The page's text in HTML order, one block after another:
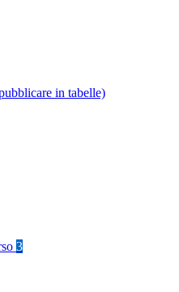
in tabelle)
3